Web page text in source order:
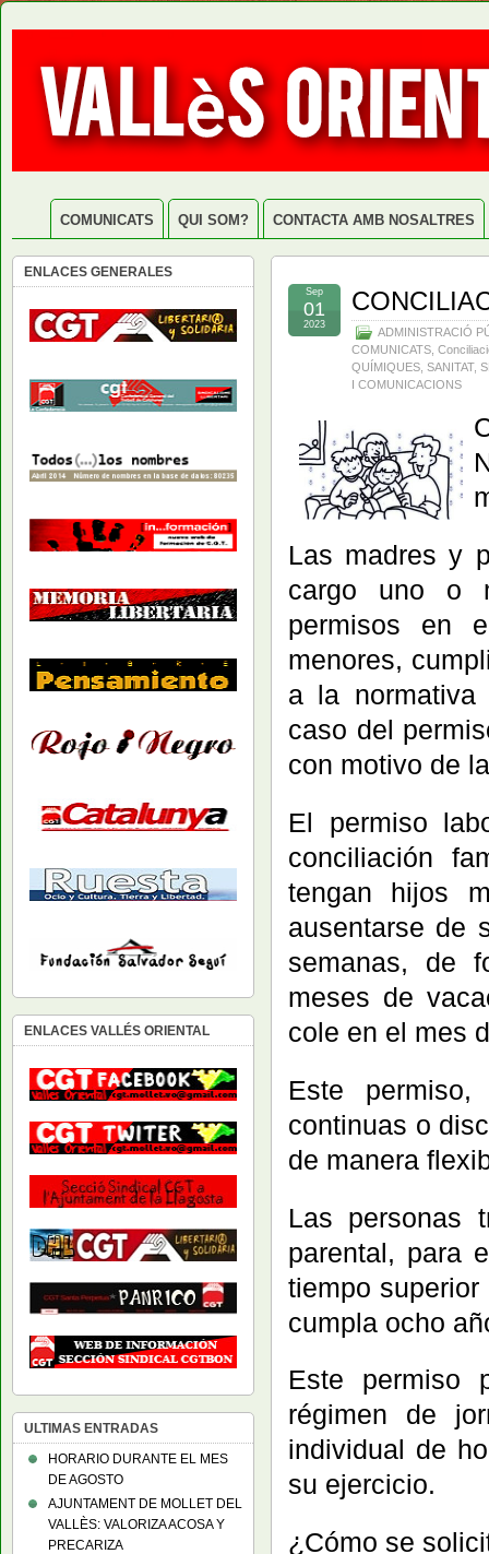
COMUNICATS QUI SOM? CONTACTA AMB NOSALTRES
ADMINISTRACIÓ
COMUNICATS
QUÍMIQUES SANITAT,
I COMUNICACIONS
Sep
01
2023
Las madres y
cargo uno o
permisos en
menores,
a la normativa
caso del
con motivo de
El permiso
conciliación
tengan hijos
ausentarse de
semanas, de
meses de
cole en el mes
Este
continuas o
de manera
Las personas
parental, para
tiempo
cumpla ocho
Este permiso
régimen de
individual de
su ejercicio.
¿Cómo se
ENLACES GENERALES
ENLACES VALLÉS ORIENTAL
ULTIMAS ENTRADAS
HORARIO DURANTE EL MES
DE AGOSTO
AJUNTAMENT DE MOLLET DEL
VALLÈS: VALORIZA ACOSA Y
PRECARIZA